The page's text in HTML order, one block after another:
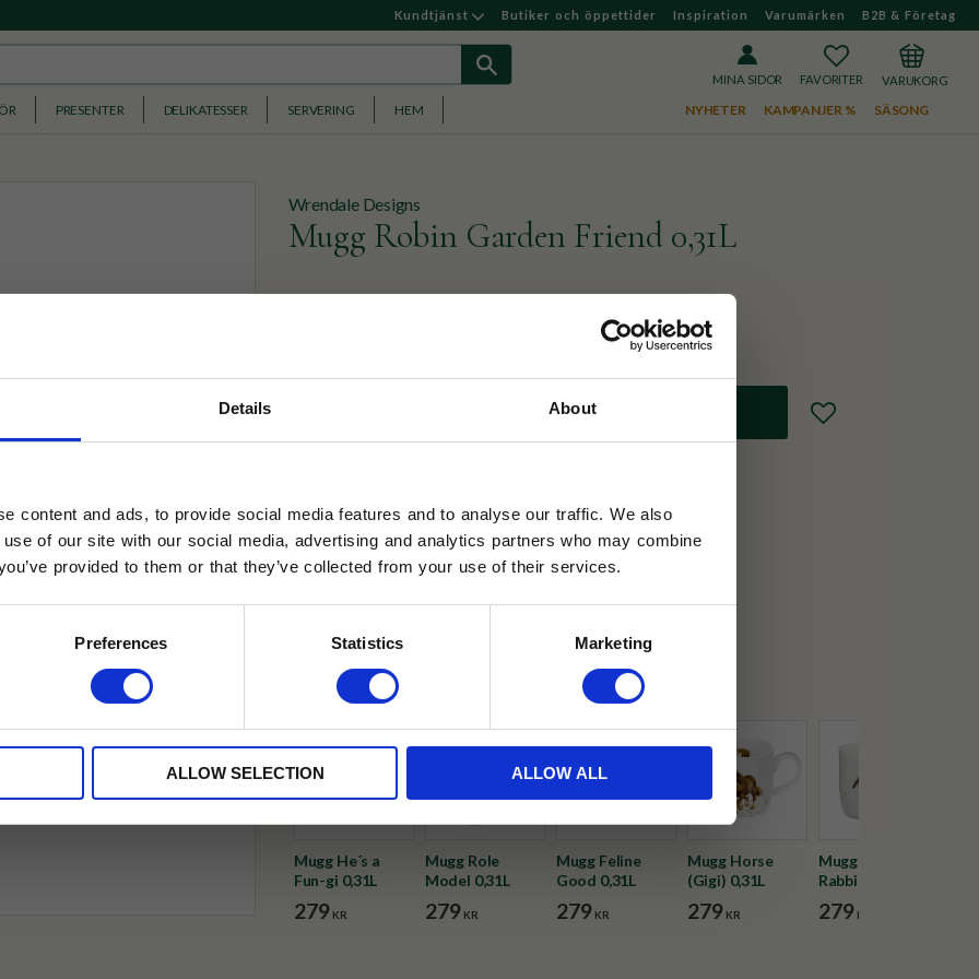
Details About
content and ads, to provide social media features and to analyse our traffic. We also
of our site with our social media, advertising and analytics partners who may combine
provided to them or that they’ve collected from your use of their services.
Preferences Statistics Marketing
ALLOW SELECTION ALLOW ALL
Kundtjänst Butiker och öppettider Inspiration Varumärken B2B & Företag
MINA SIDOR
FAVORITERKUNDVAGN
PRESENTER DELIKATESSER SERVERING HEM NYHETER KAMPANJER % SÄSONG
Wrendale Designs
Mugg Robin Garden Friend 0,31L
Lägg till i favoriter
✓ Fri frakt över 399 kr
✓ Betala direkt eller inom 30 dagar
Visa alla produkter från Wrendale Designs
Mugg He´s a
Fun-gi 0,31L
279 KR
Mugg Role
Model 0,31L
279 KR
Mugg Feline
Good 0,31L
279 KR
Mugg Horse
(Gigi) 0,31L
279 KR
Mugg Rosie
Rabbit 0,31L
279 KR
Läs mer
Rabatten fungerar endast
med andra erbjudanden.